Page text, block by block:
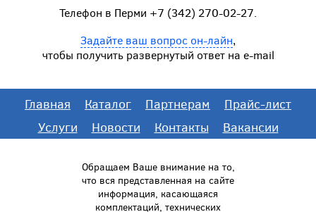
Телефон в Перми +7 (342) 270-02-27.
Задайте ваш вопрос он-лайн,
чтобы получить развернутый ответ на e-mail
Главная Каталог Партнерам
Прайс-лист
Услуги
Новости Контакты Вакансии
Обращаем Ваше внимание на то,
что вся представленная на сайте
информация, касающаяся
комплектаций, технических